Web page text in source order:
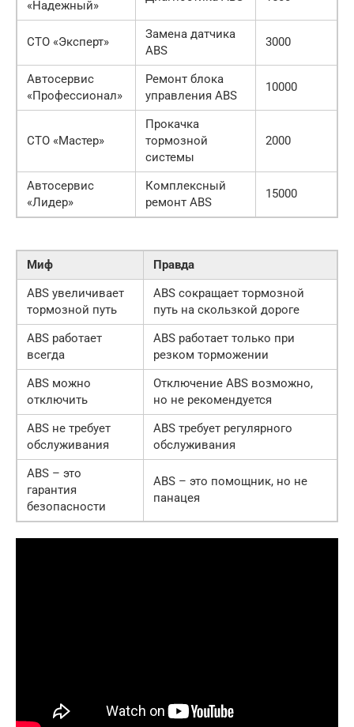
«Надежный»
СТО «Эксперт»
Замена датчика
ABS
3000
Автосервис
«Профессионал»
Ремонт блока
управления ABS
10000
СТО «Мастер»
Прокачка
тормозной
системы
2000
Автосервис
«Лидер»
Комплексный
ремонт ABS
15000
Миф
Правда
ABS увеличивает
тормозной путь
ABS сокращает тормозной
путь на скользкой дороге
ABS работает
всегда
ABS работает только при
резком торможении
ABS можно
отключить
Отключение ABS возможно,
но не рекомендуется
ABS не требует
обслуживания
ABS требует регулярного
обслуживания
ABS – это
гарантия
безопасности
ABS – это помощник, но не
панацея